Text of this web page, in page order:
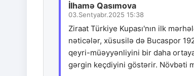
İlhamə Qasımova
03.Sentyabr.2025 15:38
Ziraat Türkiye Kupası'nın ilk
nəticələr, xüsusilə də Bucaspor
qeyri-müəyyənliyini bir daha
gərgin keçdiyini göstərir. Növbəti